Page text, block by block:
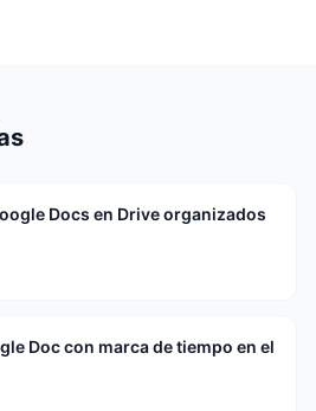
Docs en Drive organizados
Doc con marca de tiempo en el